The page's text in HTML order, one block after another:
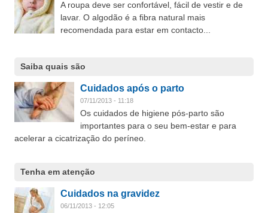
A roupa deve ser confortável, fácil de vestir e de
lavar. O algodão é a fibra natural mais
recomendada para estar em contacto...
Saiba quais são
Cuidados após o parto
07/11/2013 - 11:18
Os cuidados de higiene pós-parto são
importantes para o seu bem-estar e para
acelerar a cicatrização do períneo.
Tenha em atenção
Cuidados na gravidez
06/11/2013 - 12:05